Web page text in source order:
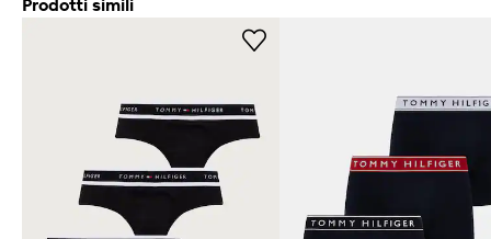
Prodotti simili